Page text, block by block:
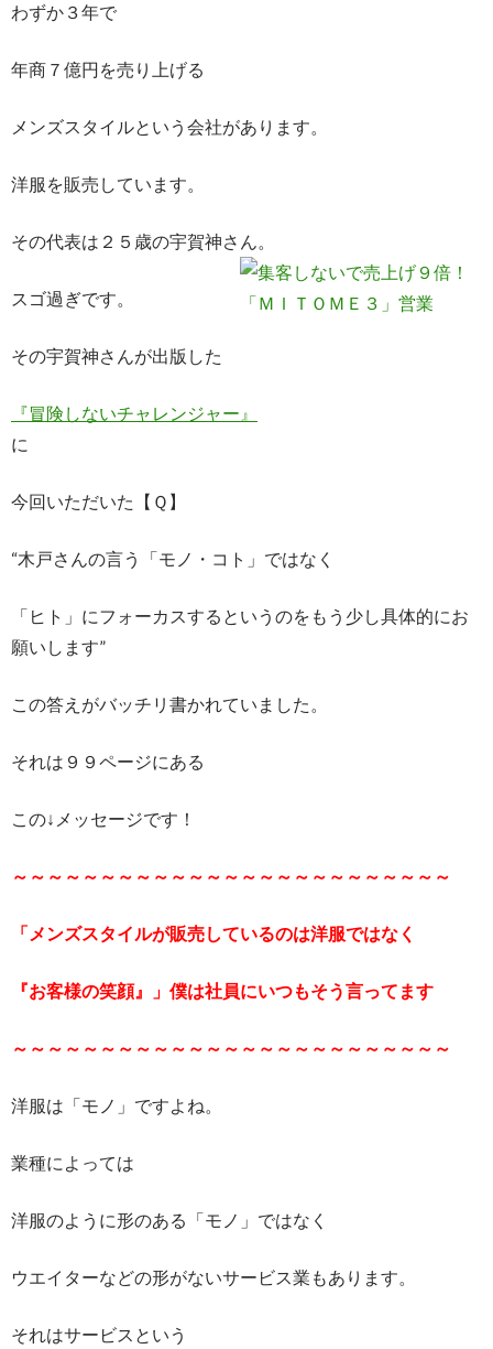
わずか３年で
年商７億円を売り上げる
メンズスタイルという会社があります。
洋服を販売しています。
その代表は２５歳の宇賀神さん。
スゴ過ぎです。
その宇賀神さんが出版した
『冒険しないチャレンジャー』
に
今回いただいた【Ｑ】
“木戸さんの言う「モノ・コト」ではなく
「ヒト」にフォーカスするというのをもう少し具体的にお
願いします”
この答えがバッチリ書かれていました。
それは９９ページにある
この↓メッセージです！
～～～～～～～～～～～～～～～～～～～～～～～～～
「メンズスタイルが販売しているのは洋服ではなく
『お客様の笑顔』」僕は社員にいつもそう言ってます
～～～～～～～～～～～～～～～～～～～～～～～～～
洋服は「モノ」ですよね。
業種によっては
洋服のように形のある「モノ」ではなく
ウエイターなどの形がないサービス業もあります。
それはサービスという